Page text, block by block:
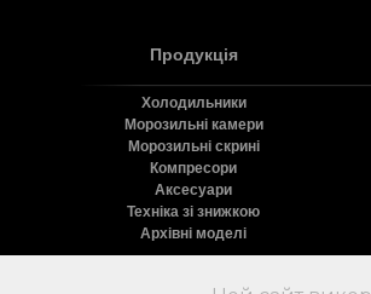
Продукція
Холодильники
Морозильні камери
Морозильні скрині
Компресори
Аксесуари
Техніка зі знижкою
Архівні моделі